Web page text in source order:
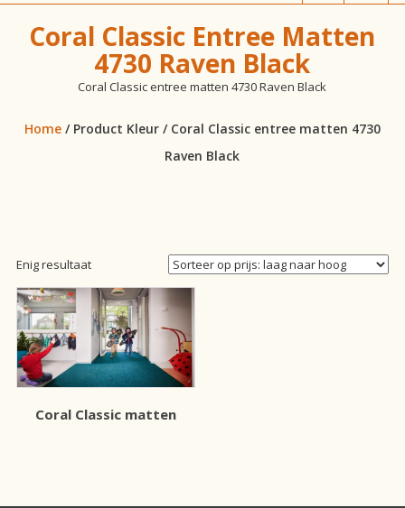
vloeren!
Coral Classic Entree Matten
4730 Raven Black
Coral Classic entree matten 4730 Raven Black
Home/ Product Kleur / Coral Classic entree matten 4730
Raven Black
Enig resultaat
Coral Classic matten